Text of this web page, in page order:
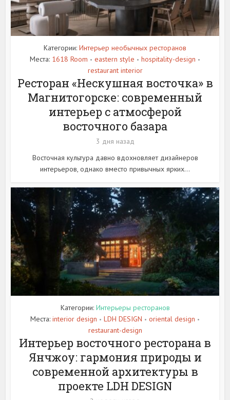
Категории: Интерьер необычных ресторанов
Места: 1618 Room • eastern style • hospitality-design •
restaurant interior
Ресторан «Нескушная восточка» в
Магнитогорске: современный
интерьер с атмосферой
восточного базара
3 дня назад
Восточная культура давно вдохновляет дизайнеров
интерьеров, однако вместо привычных ярких...
Категории: Интерьеры ресторанов
Места: interior design • LDH DESIGN • oriental design •
restaurant-design
Интерьер восточного ресторана в
Янчжоу: гармония природы и
современной архитектуры в
проекте LDH DESIGN